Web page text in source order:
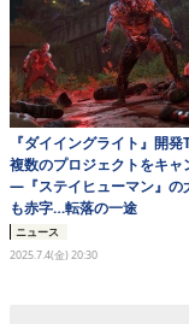
『ダイイングライト』開発
複数のプロジェクトをキャ
―『ステイヒューマン』の
も赤字…転落の一途
ニュース
2025.7.4(金) 20:30